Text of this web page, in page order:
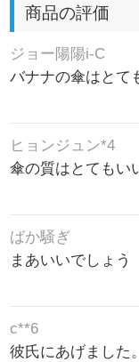
商品の評価
ジョー陽陽i-C
バナナの傘はとて
ヒョンジュン*4
傘の質はとてもい
ばか騒ぎ
まあいいでしょう
c**6
彼氏にあげました